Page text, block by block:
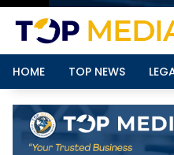
HOME TOP NEWS